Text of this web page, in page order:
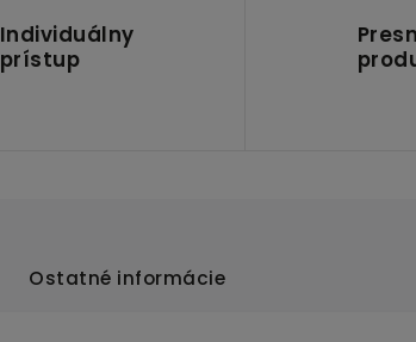
Individuálny
prístup
Ostatné informácie